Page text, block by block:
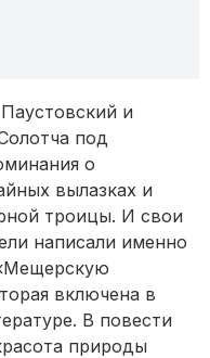
и
под
о
вылазках и
троицы. И свои
написали именно
включена в
В повести
природы